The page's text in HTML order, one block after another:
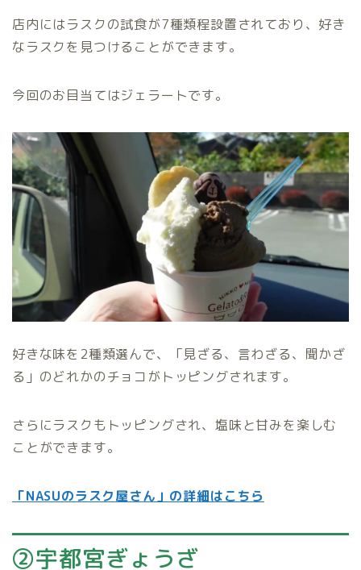
店内にはラスクの試食が7種類程設置されており、好き
なラスクを見つけることができます。
今回のお目当てはジェラートです。
好きな味を2種類選んで、「見ざる、言わざる、聞かざ
る」のどれかのチョコがトッピングされます。
さらにラスクもトッピングされ、塩味と甘みを楽しむ
ことができます。
「NASUのラスク屋さん」の詳細はこちら
②宇都宮ぎょうざ